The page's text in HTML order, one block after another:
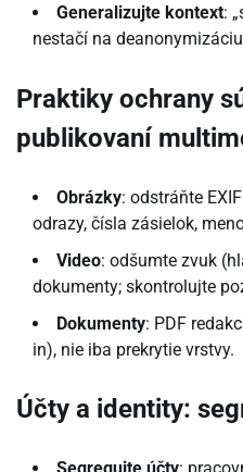
Generalizujte kontext:
nestačí na
Praktiky ochrany
publikovaní
Obrázky: odstráňte
odrazy, čísla zásielok,
Video: odšumte zvuk
dokumenty; skontrolujte
Dokumenty: PDF
in), nie iba prekrytie vrstvy.
Účty a identity: